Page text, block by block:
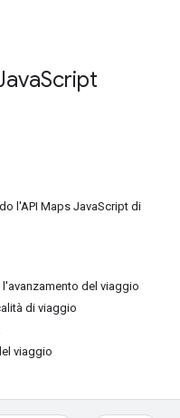
Script
l'API Maps JavaScript di
del viaggio
di viaggio
viaggio